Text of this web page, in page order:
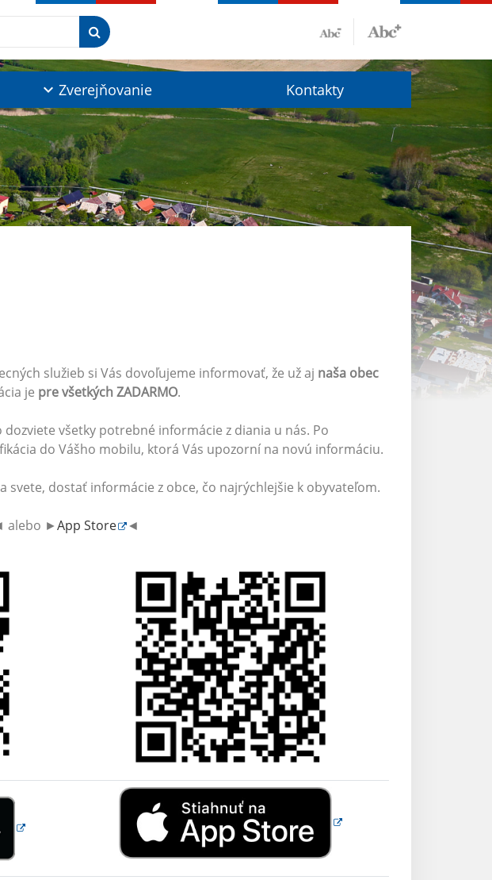
Zverejňovanie Kontakty
služieb si Vás dovoľujeme informovať, že už aj naša obec
je pre všetkých ZADARMO.
všetky potrebné informácie z diania u nás. Po
do Vášho mobilu, ktorá Vás upozorní na novú informáciu.
svete, dostať informácie z obce, čo najrýchlejšie k obyvateľom.
alebo ►App Store ◄